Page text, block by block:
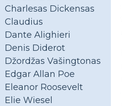
Charlesas Dickensas
Claudius
Dante Alighieri
Denis Diderot
Džordžas Vašingtonas
Edgar Allan Poe
Eleanor Roosevelt
Elie Wiesel